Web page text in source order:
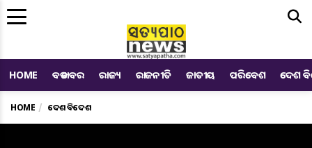
HOME ବଡ ଖବର ରାଜ୍ୟ ରାଜନୀତି ଜାତୀୟ ପରିବେଶ ଦେଶ
HOME ଦେଶ ବିଦେଶ